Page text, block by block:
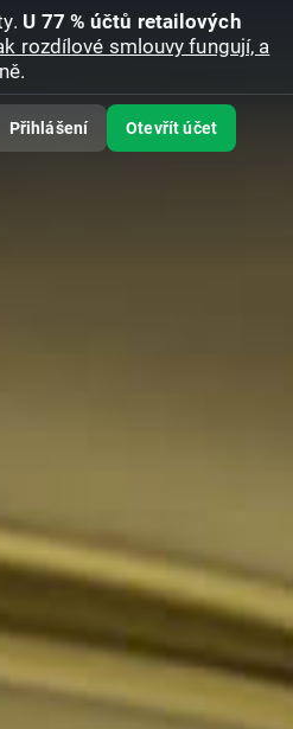
U 77 % účtů retailových
rozdílové smlouvy fungují, a
Přihlášení Otevřít účet